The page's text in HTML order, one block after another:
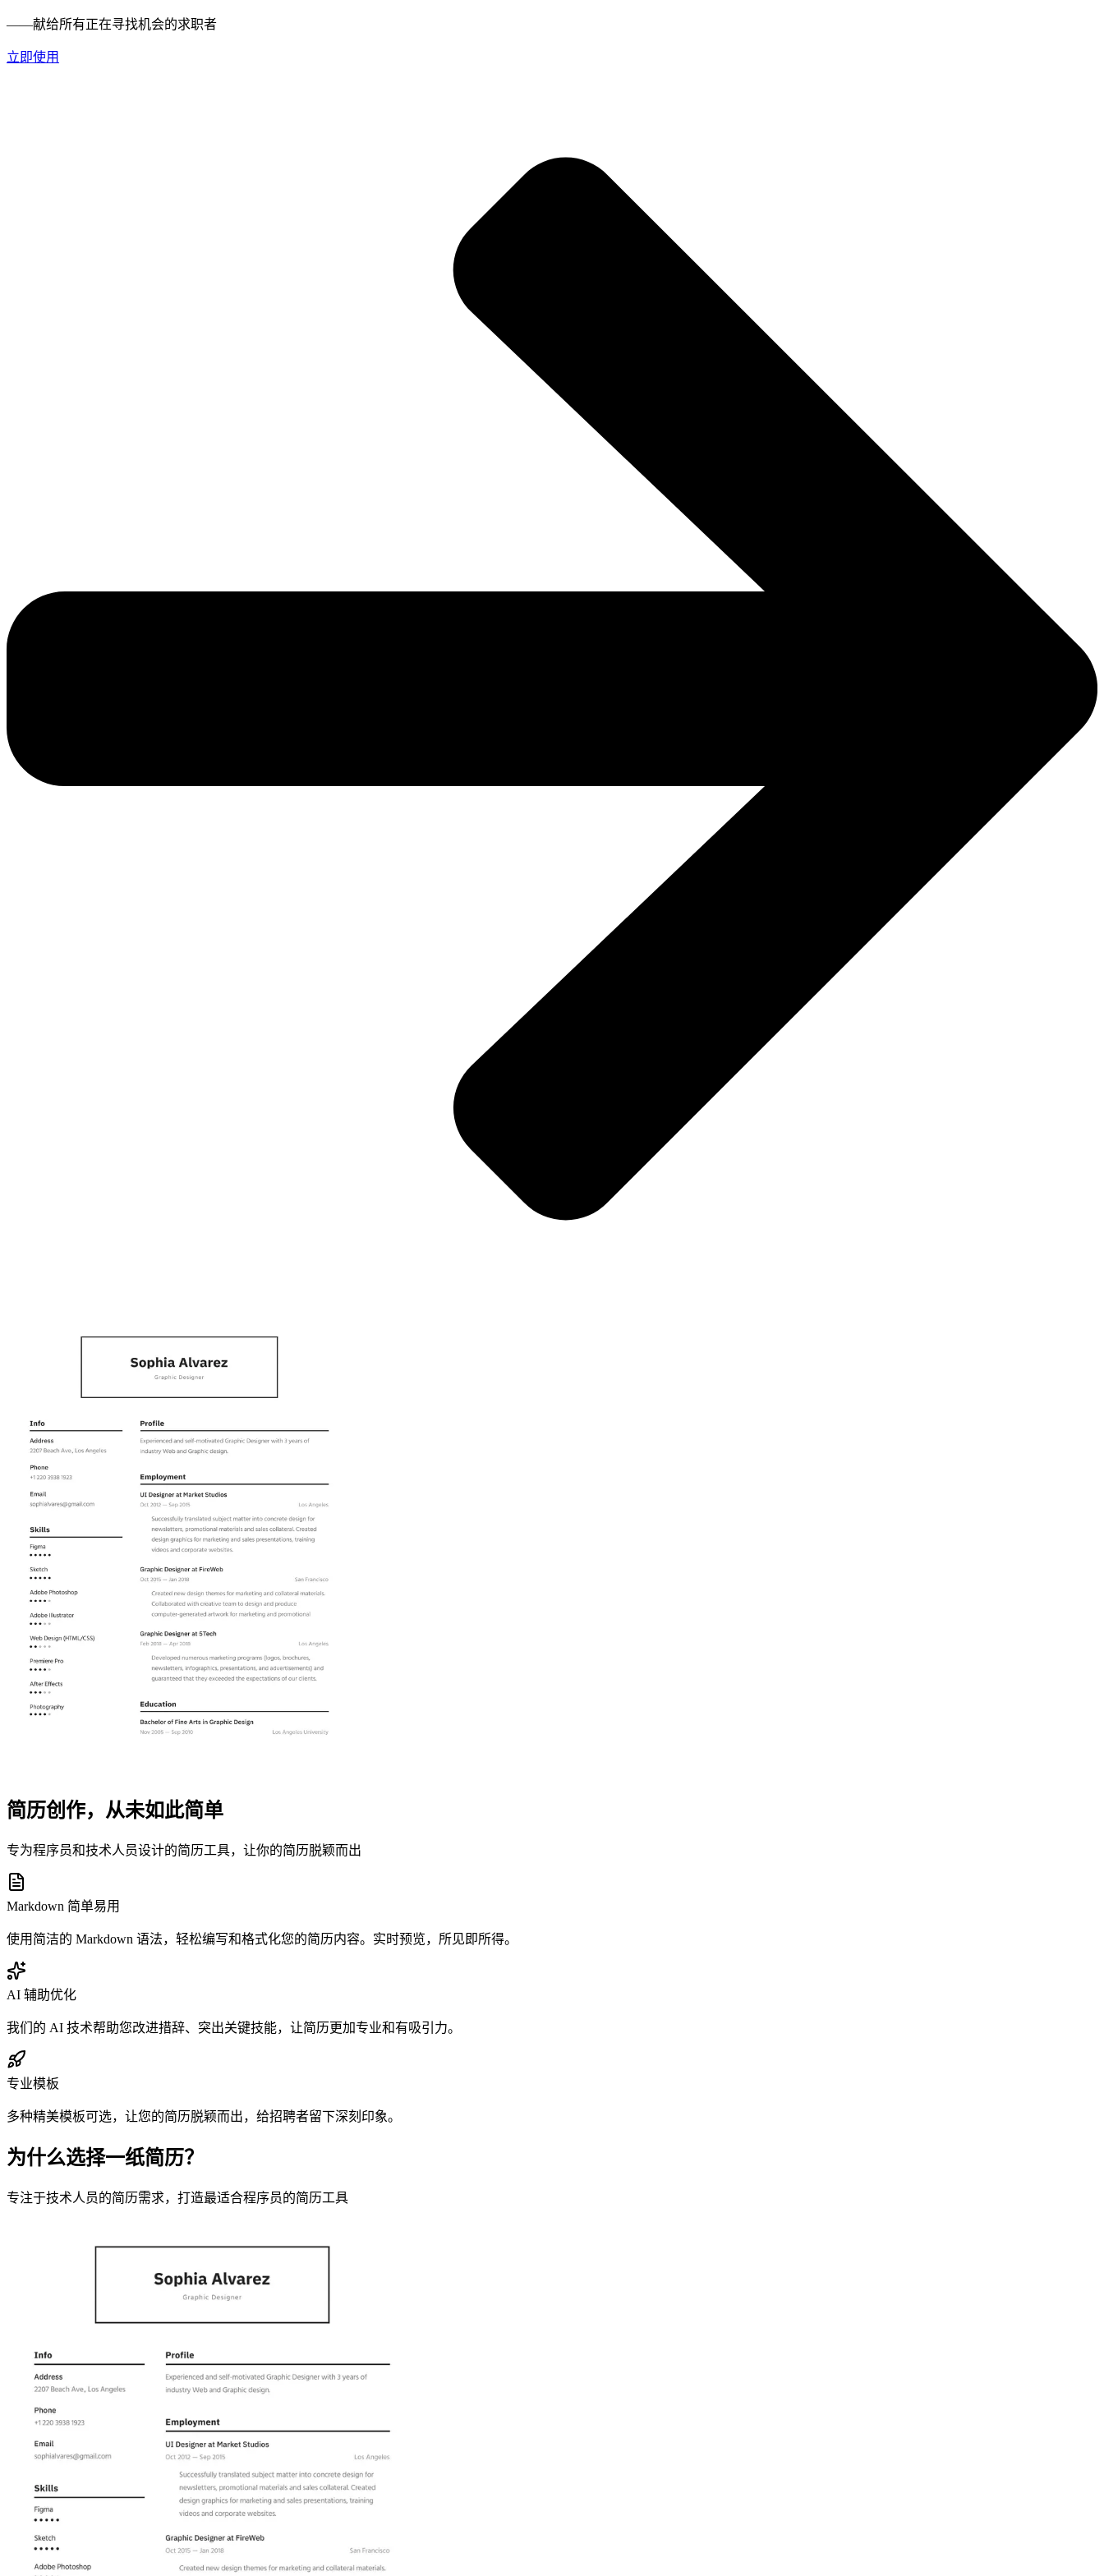
——献给所有正在寻找机会的求职者
立即使用
简历创作，从未如此简单
专为程序员和技术人员设计的简历工具，让你的简历脱颖而出
Markdown 简单易用
使用简洁的 Markdown 语法，轻松编写和格式化您的简历内容。实时预览，所见即所得。
AI 辅助优化
我们的 AI 技术帮助您改进措辞、突出关键技能，让简历更加专业和有吸引力。
专业模板
多种精美模板可选，让您的简历脱颖而出，给招聘者留下深刻印象。
为什么选择一纸简历？
专注于技术人员的简历需求，打造最适合程序员的简历工具